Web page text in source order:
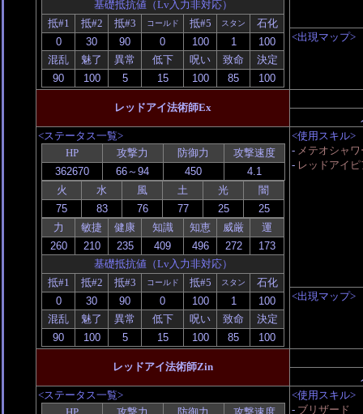
基礎抵抗値（Lv入力非対応）
抵#1
抵#2 抵#3 コールド 抵#5 スタン 石化
混乱 魅了 異常 低下 呪い 致命 決定
<出現マップ>
レッドアイ法術師Ex
<ステータス一覧>
HP
攻撃力 防御力 攻撃速度
火 水 風 土 光 闇
力 敏捷 健康 知識 知恵 威厳 運
基礎抵抗値（Lv入力非対応）
抵#1
抵#2 抵#3 コールド 抵#5 スタン 石化
混乱 魅了 異常 低下 呪い 致命 決定
<使用スキル>
- メテオシャ
- レッドアイピ
<出現マップ>
レッドアイ法術師Zin
<ステータス一覧>
<使用スキル>
- ブリザード